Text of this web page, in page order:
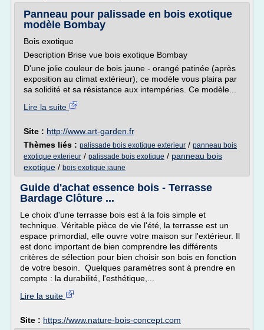
Panneau pour palissade en bois exotique
modèle Bombay
Bois exotique
Description Brise vue bois exotique Bombay
D'une jolie couleur de bois jaune - orangé patinée (après
exposition au climat extérieur), ce modèle vous plaira par
sa solidité et sa résistance aux intempéries. Ce modèle...
Lire la suite
Site : http://www.art-garden.fr
Thèmes liés : palissade bois exotique exterieur / panneau bois
exotique exterieur / palissade bois exotique / panneau bois
exotique / bois exotique jaune
Guide d'achat essence bois - Terrasse
Bardage Clôture ...
Le choix d'une terrasse bois est à la fois simple et
technique. Véritable pièce de vie l'été, la terrasse est un
espace primordial, elle ouvre votre maison sur l'extérieur. Il
est donc important de bien comprendre les différents
critères de sélection pour bien choisir son bois en fonction
de votre besoin. Quelques paramètres sont à prendre en
compte : la durabilité, l'esthétique,...
Lire la suite
Site : https://www.nature-bois-concept.com